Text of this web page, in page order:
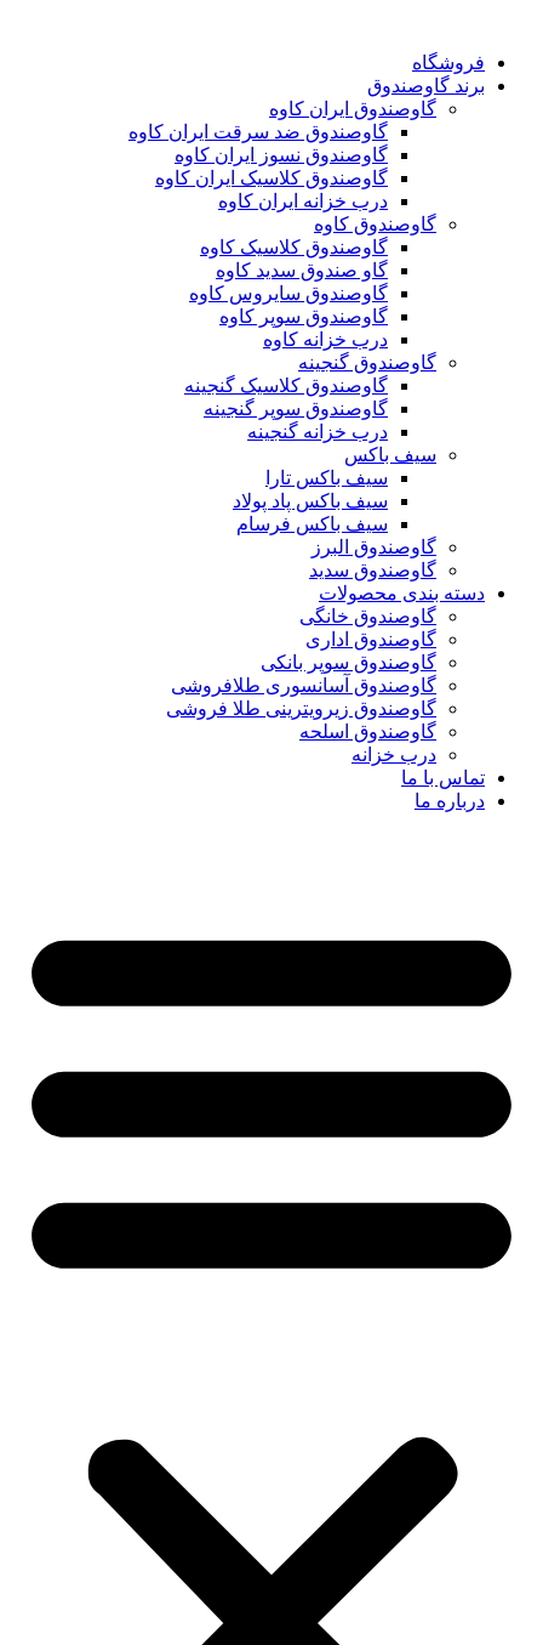
فروشگاه
برند گاوصندوق
گاوصندوق ایران کاوه
گاوصندوق ضد سرقت ایران کاوه
گاوصندوق نسوز ایران کاوه
گاوصندوق کلاسیک ایران کاوه
درب خزانه ایران کاوه
گاوصندوق کاوه
گاوصندوق کلاسیک کاوه
گاو صندوق سدید کاوه
گاوصندوق سایروس کاوه
گاوصندوق سوپر کاوه
درب خزانه کاوه
گاوصندوق گنجینه
گاوصندوق کلاسیک گنجینه
گاوصندوق سوپر گنجینه
درب خزانه گنجینه
سیف باکس
سیف باکس تارا
سیف باکس پاد پولاد
سیف باکس فرسام
گاوصندوق البرز
گاوصندوق سدید
دسته بندی محصولات
گاوصندوق خانگی
گاوصندوق اداری
گاوصندوق سوپر بانکی
گاوصندوق آسانسوری طلافروشی
گاوصندوق زیرویترینی طلا فروشی
گاوصندوق اسلحه
درب خزانه
تماس با ما
درباره ما